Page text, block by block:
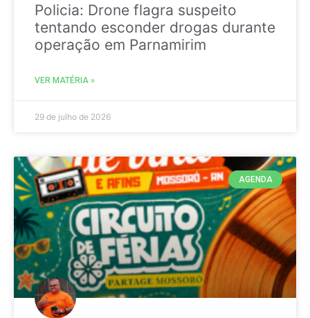
Policia: Drone flagra suspeito
tentando esconder drogas durante
operação em Parnamirim
VER MATÉRIA »
29 de julho de 2026
AGENDA